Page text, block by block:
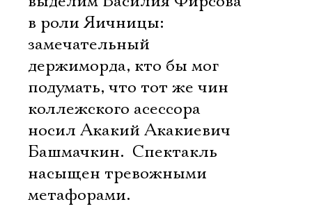
в роли Яичницы:
замечательный
держиморда, кто бы мог
подумать, что тот же чин
коллежского асессора
носил Акакий Акакиевич
Башмачкин. Спектакль
насыщен тревожными
метафорами.